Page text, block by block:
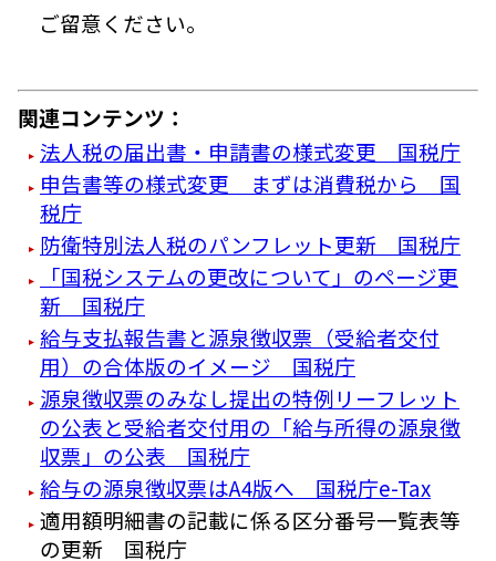
ご留意ください。
関連コンテンツ：
法人税の届出書・申請書の様式変更 国税庁
申告書等の様式変更 まずは消費税から 国
税庁
防衛特別法人税のパンフレット更新 国税庁
「国税システムの更改について」のページ更
新 国税庁
給与支払報告書と源泉徴収票（受給者交付
用）の合体版のイメージ 国税庁
源泉徴収票のみなし提出の特例リーフレット
の公表と受給者交付用の「給与所得の源泉徴
収票」の公表 国税庁
給与の源泉徴収票はA4版へ 国税庁e-Tax
適用額明細書の記載に係る区分番号一覧表等
の更新 国税庁